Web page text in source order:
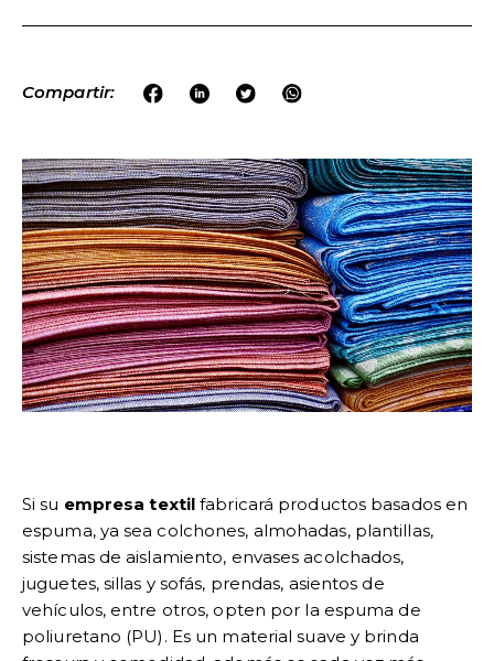
Compartir:
Si su empresa textil fabricará productos basados en
espuma, ya sea colchones, almohadas, plantillas,
sistemas de aislamiento, envases acolchados,
juguetes, sillas y sofás, prendas, asientos de
vehículos, entre otros, opten por la espuma de
poliuretano (PU). Es un material suave y brinda